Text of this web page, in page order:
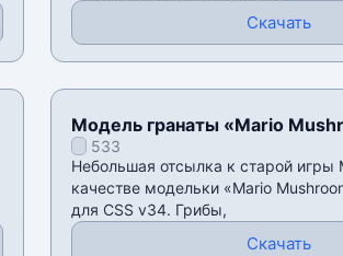
Скачать
Модель гранаты «Mario
Pack» для CSS v34
533
Небольшая отсылка к старой игры
качестве модельки «Mario
для CSS v34. Грибы,
Скачать